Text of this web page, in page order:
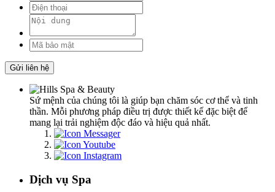
Gửi liên hệ
Sứ mệnh của chúng tôi là giúp bạn chăm sóc cơ thể và tinh
thần. Mỗi phương pháp điều trị được thiết kế đặc biệt để
mang lại trải nghiệm độc đáo và hiệu quả nhất.
Dịch vụ Spa